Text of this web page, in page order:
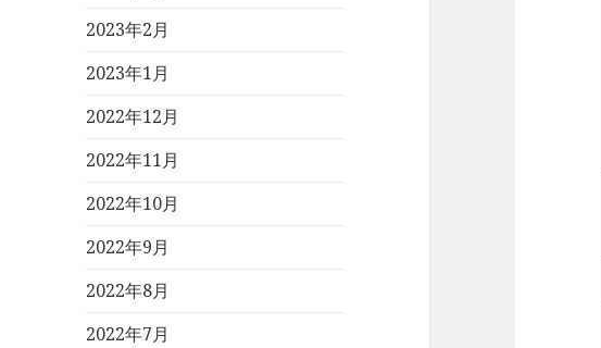
2023年2月
2023年1月
2022年12月
2022年11月
2022年10月
2022年9月
2022年8月
2022年7月